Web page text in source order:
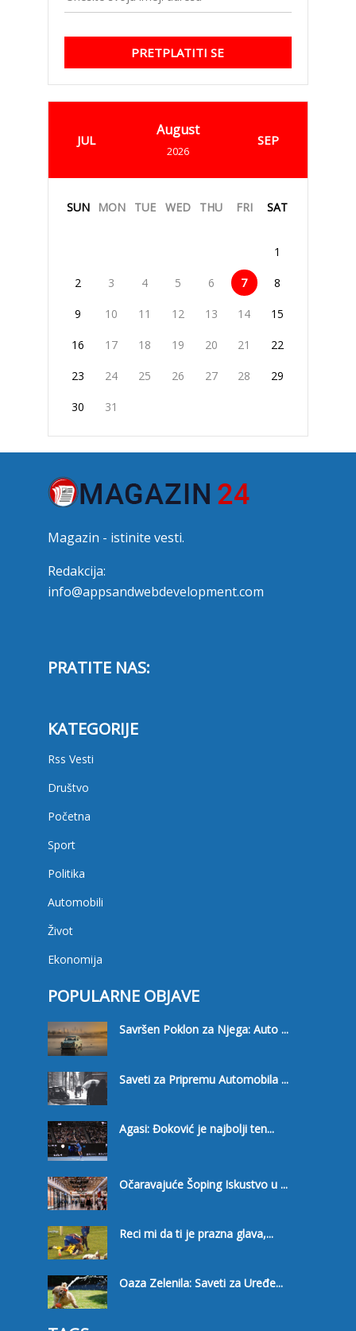
PRETPLATITI SE
JUL
August
2026
SEP
SUN MON TUE WED THU FRI SAT
1
2 3 4 5 6 7 8
9 10 11 12 13 14 15
16 17 18 19 20 21 22
23 24 25 26 27 28 29
30 31
Magazin - istinite vesti.
Redakcija:
info@appsandwebdevelopment.com
PRATITE NAS:
KATEGORIJE
Rss Vesti
Društvo
Početna
Sport
Politika
Automobili
Život
Ekonomija
POPULARNE OBJAVE
Savršen Poklon za Njega: Auto ...
Saveti za Pripremu Automobila ...
Agasi: Đoković je najbolji ten...
Očaravajuće Šoping Iskustvo u ...
Reci mi da ti je prazna glava,...
Oaza Zelenila: Saveti za Uređe...